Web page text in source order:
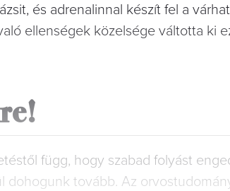
és adrenalinnal készít fel a
ellenségek közelsége váltotta ki
függ, hogy szabad folyást
dohogunk tovább. Az